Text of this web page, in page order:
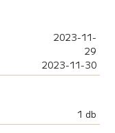
2023-11-
29
2023-11-30
1 db